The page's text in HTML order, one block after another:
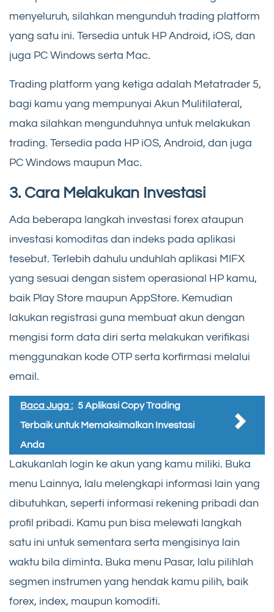
menyeluruh, silahkan mengunduh trading platform
yang satu ini. Tersedia untuk HP Android, iOS, dan
juga PC Windows serta Mac.
Trading platform yang ketiga adalah Metatrader 5,
bagi kamu yang mempunyai Akun Mulitilateral,
maka silahkan mengunduhnya untuk melakukan
trading. Tersedia pada HP iOS, Android, dan juga
PC Windows maupun Mac.
3. Cara Melakukan Investasi
Ada beberapa langkah investasi forex ataupun
investasi komoditas dan indeks pada aplikasi
tesebut. Terlebih dahulu unduhlah aplikasi MIFX
yang sesuai dengan sistem operasional HP kamu,
baik Play Store maupun AppStore. Kemudian
lakukan registrasi guna membuat akun dengan
mengisi form data diri serta melakukan verifikasi
menggunakan kode OTP serta korfirmasi melalui
email.
Baca Juga : 5 Aplikasi Copy Trading
Terbaik untuk Memaksimalkan Investasi
Anda
Lakukanlah login ke akun yang kamu miliki. Buka
menu Lainnya, lalu melengkapi informasi lain yang
dibutuhkan, seperti informasi rekening pribadi dan
profil pribadi. Kamu pun bisa melewati langkah
satu ini untuk sementara serta mengisinya lain
waktu bila diminta. Buka menu Pasar, lalu pilihlah
segmen instrumen yang hendak kamu pilih, baik
forex, index, maupun komoditi.